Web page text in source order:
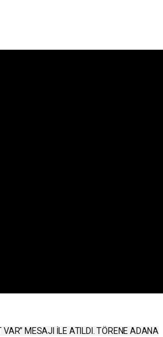
MESAJI İLE ATILDI. TÖRENE ADANA